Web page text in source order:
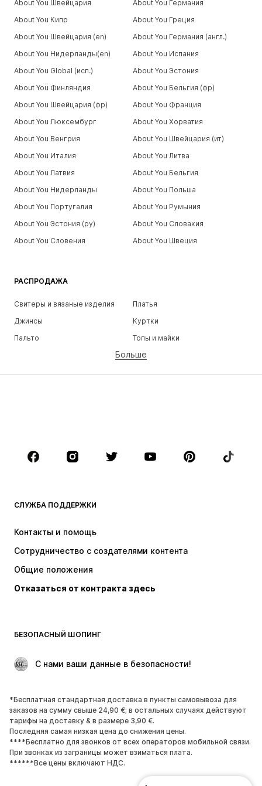
РАСПРОДАЖА
Свитеры и вязаные изделия
Платья
Джинсы
Куртки
Пальто
Топы и майки
Белье
Аксессуары
Премиум
НОВИНКИ
Куртки
Белье
Пальто
Юбки
Поводы
ЭКСКЛЮЗИВ
ОБУВЬ
НОВИНКИ
Модные тенденции
Кроссовки и кеды
Ботинки
Лодочки и туфли на высоких
Больше
СЛУЖБА ПОДДЕРЖКИ
Контакты и помощь
Сотрудничество с создателями контента
Общие положения
Отказаться от контракта здесь
БЕЗОПАСНЫЙ ШОПИНГ
С нами ваши данные в безопасности!
*Бесплатная стандартная доставка в пункты самовывоза для
заказов на сумму свыше 24,90 €; в остальных случаях действуют
тарифы на доставку & в размере 3,90 €.
Последняя самая низкая цена до снижения цены.
****Бесплатно для звонков от всех операторов мобильной связи.
При звонках из заграницы может взиматься плата.
******Все цены включают НДС.
About You Швейцария
About You Германия
About You Кипр
About You Греция
About You Швейцария (en)
About You Германия (англ.)
About You Нидерланды(en)
About You Испания
About You Global (исп.)
About You Эстония
About You Финляндия
About You Бельгия (фр)
About You Швейцария (фр)
About You Франция
About You Люксембург
About You Хорватия
About You Венгрия
About You Швейцария (ит)
About You Италия
About You Литва
About You Латвия
About You Бельгия
About You Нидерланды
About You Польша
About You Португалия
About You Румыния
About You Эстония (ру)
About You Словакия
About You Словения
About You Швеция